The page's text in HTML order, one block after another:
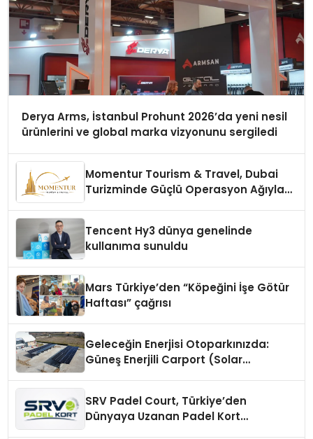
Derya Arms, İstanbul Prohunt 2026’da yeni nesil
ürünlerini ve global marka vizyonunu sergiledi
Momentur Tourism & Travel, Dubai
Turizminde Güçlü Operasyon Ağıyla
Tencent Hy3 dünya genelinde
kullanıma sunuldu
Mars Türkiye’den “Köpeğini İşe Götür
Haftası” çağrısı
Geleceğin Enerjisi Otoparkınızda:
Güneş Enerjili Carport (Solar
SRV Padel Court, Türkiye’den
Dünyaya Uzanan Padel Kort